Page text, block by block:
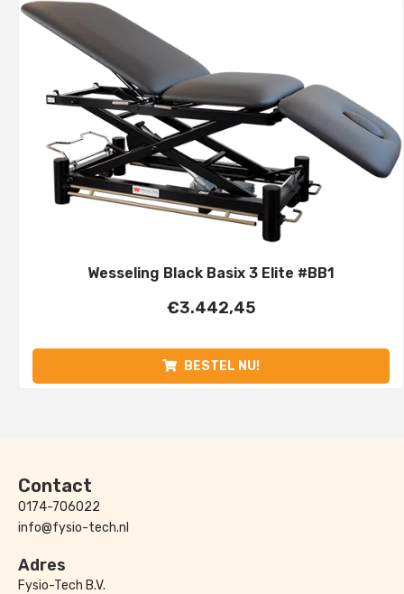
Wesseling Black Basix 3 Elite #BB1
€3.442,45
BESTEL NU!
Contact
0174-706022
info@fysio-tech.nl
Adres
Fysio-Tech B.V.